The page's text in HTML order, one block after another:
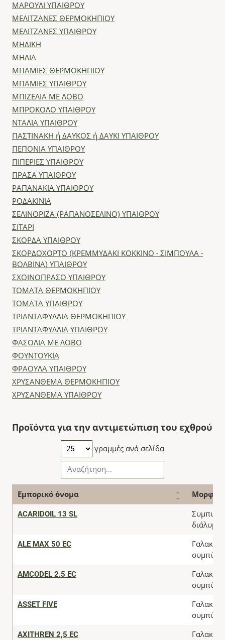
ΜΑΡΟΥΛΙ ΥΠΑΙΘΡΟΥ
ΜΕΛΙΤΖΑΝΕΣ ΘΕΡΜΟΚΗΠΙΟΥ
ΜΕΛΙΤΖΑΝΕΣ ΥΠΑΙΘΡΟΥ
ΜΗΔΙΚΗ
ΜΗΛΙΑ
ΜΠΑΜΙΕΣ ΘΕΡΜΟΚΗΠΙΟΥ
ΜΠΑΜΙΕΣ ΥΠΑΙΘΡΟΥ
ΜΠΙΖΕΛΙΑ ΜΕ ΛΟΒΟ
ΜΠΡΟΚΟΛΟ ΥΠΑΙΘΡΟΥ
ΝΤΑΛΙΑ ΥΠΑΙΘΡΟΥ
ΠΑΣΤΙΝΑΚΗ ή ΔΑΥΚΟΣ ή ΔΑΥΚΙ ΥΠΑΙΘΡΟΥ
ΠΕΠΟΝΙΑ ΥΠΑΙΘΡΟΥ
ΠΙΠΕΡΙΕΣ ΥΠΑΙΘΡΟΥ
ΠΡΑΣΑ ΥΠΑΙΘΡΟΥ
ΡΑΠΑΝΑΚΙΑ ΥΠΑΙΘΡΟΥ
ΡΟΔΑΚΙΝΙΑ
ΣΕΛΙΝΟΡΙΖΑ (ΡΑΠΑΝΟΣΕΛΙΝΟ) ΥΠΑΙΘΡΟΥ
ΣΙΤΑΡΙ
ΣΚΟΡΔΑ ΥΠΑΙΘΡΟΥ
ΣΚΟΡΔΟΧΟΡΤΟ (ΚΡΕΜΜΥΔΑΚΙ ΚΟΚΚΙΝΟ - ΣΙΜΠΟΥΛΑ -
ΒΟΛΒΙΝΑ) ΥΠΑΙΘΡΟΥ
ΣΧΟΙΝΟΠΡΑΣΟ ΥΠΑΙΘΡΟΥ
ΤΟΜΑΤΑ ΘΕΡΜΟΚΗΠΙΟΥ
ΤΟΜΑΤΑ ΥΠΑΙΘΡΟΥ
ΤΡΙΑΝΤΑΦΥΛΛΙΑ ΘΕΡΜΟΚΗΠΙΟΥ
ΤΡΙΑΝΤΑΦΥΛΛΙΑ ΥΠΑΙΘΡΟΥ
ΦΑΣΟΛΙΑ ΜΕ ΛΟΒΟ
ΦΟΥΝΤΟΥΚΙΑ
ΦΡΑΟΥΛΑ ΥΠΑΙΘΡΟΥ
ΧΡΥΣΑΝΘΕΜΑ ΘΕΡΜΟΚΗΠΙΟΥ
ΧΡΥΣΑΝΘΕΜΑ ΥΠΑΙΘΡΟΥ
Προϊόντα για την αντιμετώπιση του εχθρού
γραμμές ανά σελίδα
Εμπορικό όνομα Μορφή
ACARIDOIL 13 SL
διάλυμα
ALE MAX 50 EC
AMCODEL 2.5 EC
ASSET FIVE
AXITHREN 2,5 EC